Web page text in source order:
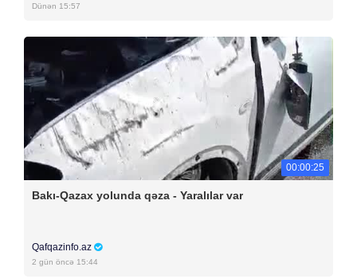
Dünən 15:57
00:00:25
Bakı-Qazax yolunda qəza - Yaralılar var
Qafqazinfo.az
2 gün öncə 15:44